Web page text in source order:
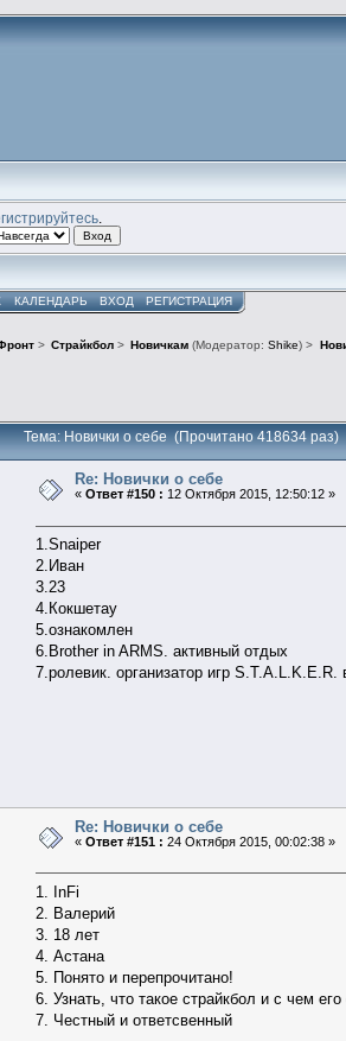
.
КАЛЕНДАРЬ ВХОД РЕГИСТРАЦИЯ
> Страйкбол > Новичкам (Модератор:Shike) >
Тема: Новички о себе (Прочитано 418634 раз)
Re: Новички о себе
« Ответ #150 : 12 Октября 2015, 12:50:12 »
1.Snaiper
2.Иван
3.23
4.Кокшетау
5.ознакомлен
6.Brother in ARMS. активный отдых
7.ролевик. организатор игр S.T.A.L.K.E.R.
Re: Новички о себе
« Ответ #151 : 24 Октября 2015, 00:02:38 »
1. InFi
2. Валерий
3. 18 лет
4. Астана
5. Понято и перепрочитано!
6. Узнать, что такое страйкбол и с чем
7. Честный и ответсвенный